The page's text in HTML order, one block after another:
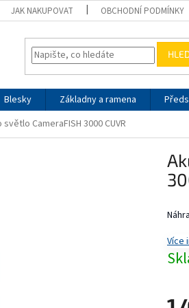
JAK NAKUPOVAT OBCHODNÍ PODMÍNKY
Blesky Základny a ramena
CameraFISH 3000 CUVR
Více